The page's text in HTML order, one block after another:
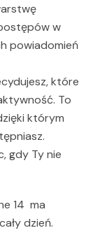
w
powiadomień
które
To
którym
gdy Ty nie
14 ma
dzień.